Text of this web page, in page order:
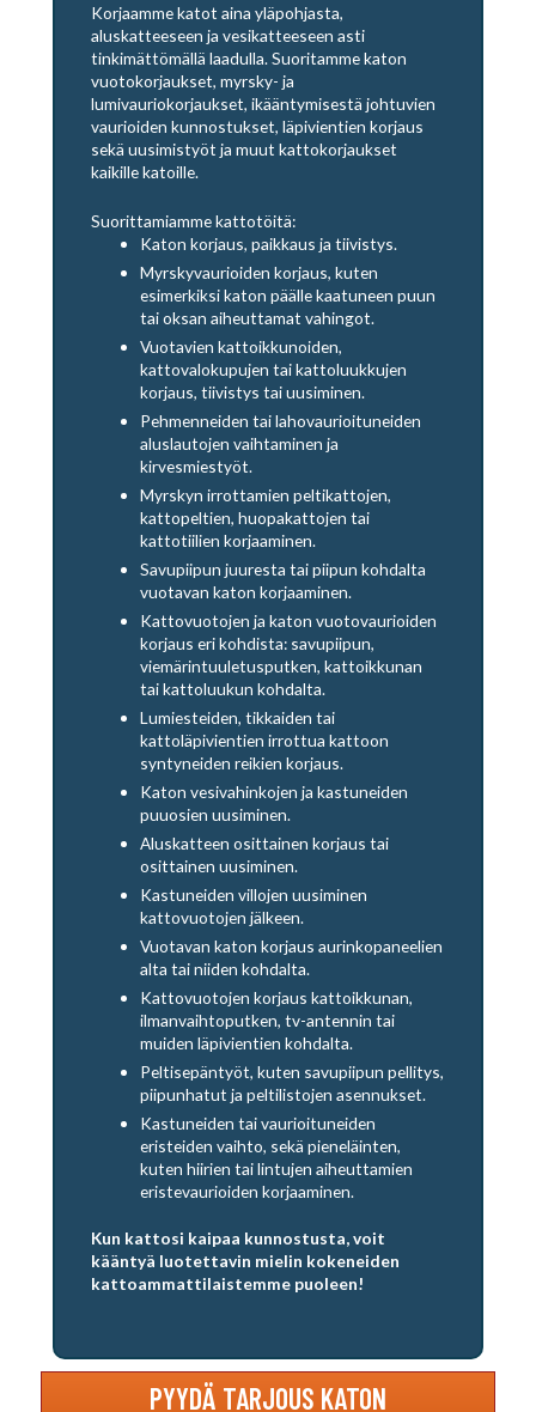
Korjaamme katot aina yläpohjasta,
aluskatteeseen ja vesikatteeseen asti
tinkimättömällä laadulla. Suoritamme katon
vuotokorjaukset, myrsky- ja
lumivauriokorjaukset, ikääntymisestä johtuvien
vaurioiden kunnostukset, läpivientien korjaus
sekä uusimistyöt ja muut kattokorjaukset
kaikille katoille.
Suorittamiamme kattotöitä:
Katon korjaus, paikkaus ja tiivistys.
Myrskyvaurioiden korjaus, kuten
esimerkiksi katon päälle kaatuneen puun
tai oksan aiheuttamat vahingot.
Vuotavien kattoikkunoiden,
kattovalokupujen tai kattoluukkujen
korjaus, tiivistys tai uusiminen.
Pehmenneiden tai lahovaurioituneiden
aluslautojen vaihtaminen ja
kirvesmiestyöt.
Myrskyn irrottamien peltikattojen,
kattopeltien, huopakattojen tai
kattotiilien korjaaminen.
Savupiipun juuresta tai piipun kohdalta
vuotavan katon korjaaminen.
Kattovuotojen ja katon vuotovaurioiden
korjaus eri kohdista: savupiipun,
viemärintuuletusputken, kattoikkunan
tai kattoluukun kohdalta.
Lumiesteiden, tikkaiden tai
kattoläpivientien irrottua kattoon
syntyneiden reikien korjaus.
Katon vesivahinkojen ja kastuneiden
puuosien uusiminen.
Aluskatteen osittainen korjaus tai
osittainen uusiminen.
Kastuneiden villojen uusiminen
kattovuotojen jälkeen.
Vuotavan katon korjaus aurinkopaneelien
alta tai niiden kohdalta.
Kattovuotojen korjaus kattoikkunan,
ilmanvaihtoputken, tv-antennin tai
muiden läpivientien kohdalta.
Peltisepäntyöt, kuten savupiipun pellitys,
piipunhatut ja peltilistojen asennukset.
Kastuneiden tai vaurioituneiden
eristeiden vaihto, sekä pieneläinten,
kuten hiirien tai lintujen aiheuttamien
eristevaurioiden korjaaminen.
Kun kattosi kaipaa kunnostusta, voit
kääntyä luotettavin mielin kokeneiden
kattoammattilaistemme puoleen!
PYYDÄ TARJOUS KATON